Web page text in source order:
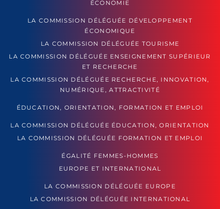
ÉCONOMIE
LA COMMISSION DÉLÉGUÉE DÉVELOPPEMENT
ÉCONOMIQUE
LA COMMISSION DÉLÉGUÉE TOURISME
LA COMMISSION DÉLÉGUÉE ENSEIGNEMENT SUPÉRIEUR
ET RECHERCHE
LA COMMISSION DÉLÉGUÉE RECHERCHE, INNOVATION,
NUMÉRIQUE, ATTRACTIVITÉ
ÉDUCATION, ORIENTATION, FORMATION ET EMPLOI
LA COMMISSION DÉLÉGUÉE ÉDUCATION, ORIENTATION
LA COMMISSION DÉLÉGUÉE FORMATION ET EMPLOI
ÉGALITÉ FEMMES-HOMMES
EUROPE ET INTERNATIONAL
LA COMMISSION DÉLÉGUÉE EUROPE
LA COMMISSION DÉLÉGUÉE INTERNATIONAL